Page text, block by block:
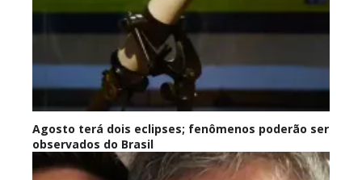
Agosto terá dois eclipses; fenômenos poderão ser
observados do Brasil